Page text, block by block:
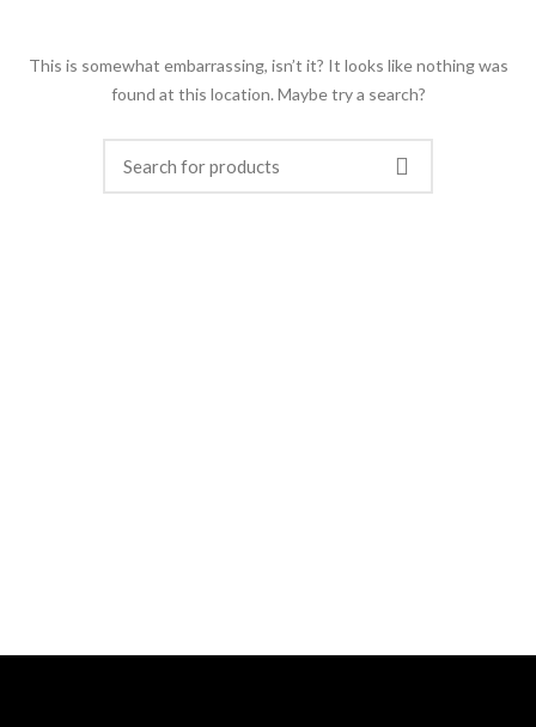
This is somewhat embarrassing, isn’t it? It looks like nothing was
found at this location. Maybe try a search?